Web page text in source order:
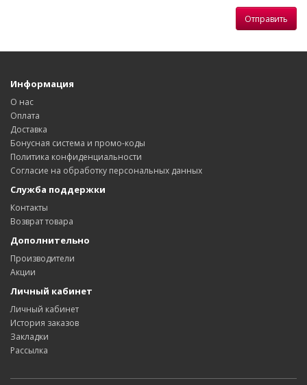
Информация
О нас
Оплата
Доставка
Бонусная система и промо-коды
Политика конфиденциальности
Согласие на обработку персональных данных
Служба поддержки
Контакты
Возврат товара
Дополнительно
Производители
Акции
Личный кабинет
Личный кабинет
История заказов
Закладки
Рассылка